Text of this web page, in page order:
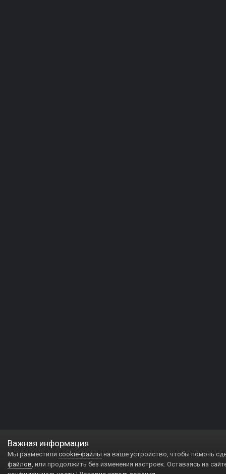
Важная информация
Мы разместили cookie-файлы на ваше устройство, чтобы помочь
файлов, или продолжить без изменения настроек. Оставаясь на